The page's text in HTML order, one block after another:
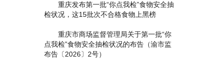
重庆发布第一批“你点我检”食物安全抽
检状况，这15批次不合格食物上黑榜
重庆市商场监督管理局关于第一批“你
点我检”食物安全抽检状况的布告（渝市监
布告〔2026〕2号）